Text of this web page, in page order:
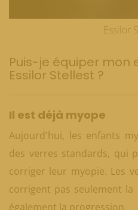
Essilor
Puis-je équiper mon
Essilor Stellest ?
Il est déjà myope
Aujourd'hui, les enfants
des verres standards, qui
corriger leur myopie. Les
corrigent pas seulement
également la progression.​